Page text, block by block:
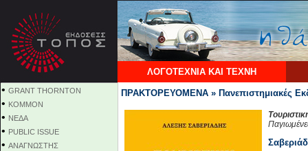
ΛΟΓΟΤΕΧΝΙΑ ΚΑΙ ΤΕΧΝΗ
• GRANT THORNTON
• KOMMON
• NEΔΑ
• PUBLIC ISSUE
• ΑΝΑΓΝΩΣΤΗΣ
ΠΡΑΚΤΟΡΕΥΟΜΕΝΑ » Πανεπιστημιακές